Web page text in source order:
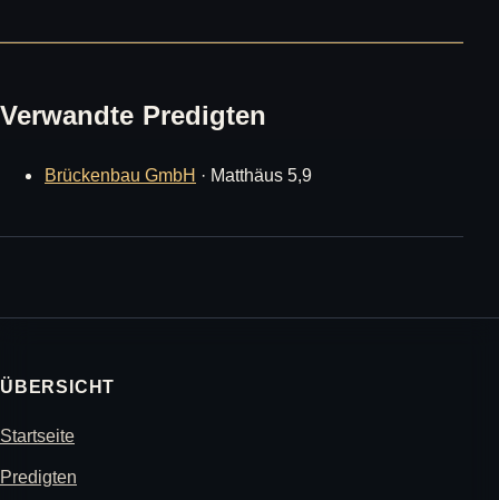
Verwandte Predigten
Brückenbau GmbH · Matthäus 5,9
ÜBERSICHT
Startseite
Predigten